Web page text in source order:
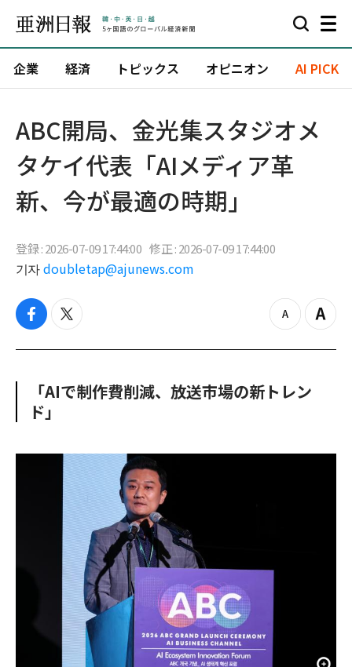
企業 経済 トピックス オピニオン AI PICK
ABC開局、金光集スタジオメ
タケイ代表「AIメディア革
新、今が最適の時期」
登録 : 2026-07-09 17:44:00 修正 : 2026-07-09 17:44:00
기자 doubletap@ajunews.com
f
c
o
t
i
e
z
o
u
Z
o
「AIで制作費削減、放送市場の新トレン
ド」